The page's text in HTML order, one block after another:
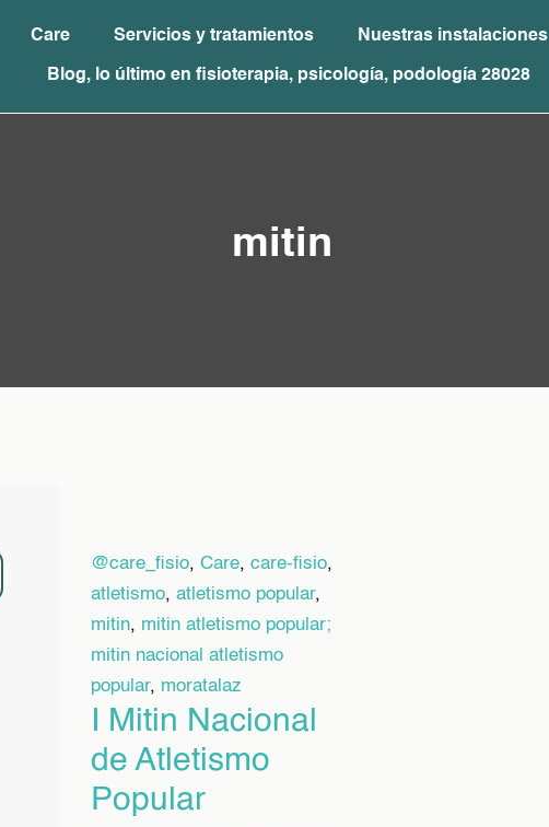
Care Servicios y tratamientos Nuestras instalaciones
Blog, lo último en fisioterapia, psicología, podología 28028
mitin
@care_fisio, Care, care-fisio,
atletismo, atletismo popular,
mitin, mitin atletismo popular;
mitin nacional atletismo
popular, moratalaz
I Mitin Nacional
de Atletismo
Popular